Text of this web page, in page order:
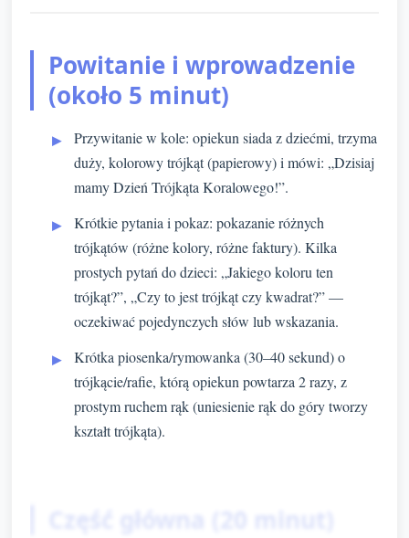
Powitanie i wprowadzenie
(około 5 minut)
Przywitanie w kole: opiekun siada z dziećmi, trzyma
duży, kolorowy trójkąt (papierowy) i mówi: „Dzisiaj
mamy Dzień Trójkąta Koralowego!”.
Krótkie pytania i pokaz: pokazanie różnych
trójkątów (różne kolory, różne faktury). Kilka
prostych pytań do dzieci: „Jakiego koloru ten
trójkąt?”, „Czy to jest trójkąt czy kwadrat?” —
oczekiwać pojedynczych słów lub wskazania.
Krótka piosenka/rymowanka (30–40 sekund) o
trójkącie/rafie, którą opiekun powtarza 2 razy, z
prostym ruchem rąk (uniesienie rąk do góry tworzy
kształt trójkąta).
Część główna (20 minut)